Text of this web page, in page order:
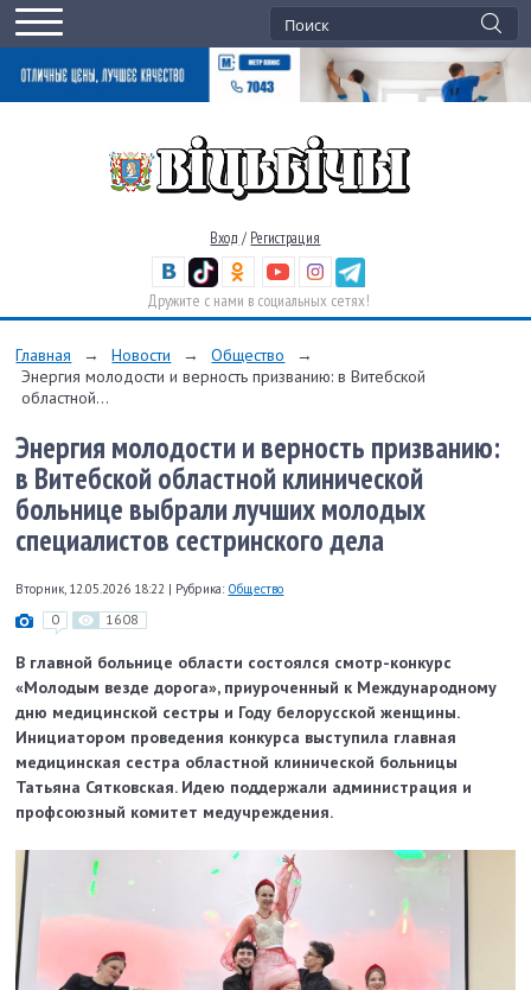
Вход / Регистрация
Дружите с нами в социальных сетях!
Главная → Новости → Общество
→
Энергия молодости и верность призванию: в Витебской
областной...
Энергия молодости и верность призванию:
в Витебской областной клинической
больнице выбрали лучших молодых
специалистов сестринского дела
Вторник, 12.05.2026 18:22 | Рубрика: Общество
0 1608
В главной больнице области состоялся смотр-конкурс
«Молодым везде дорога», приуроченный к Международному
дню медицинской сестры и Году белорусской женщины.
Инициатором проведения конкурса выступила главная
медицинская сестра областной клинической больницы
Татьяна Сятковская. Идею поддержали администрация и
профсоюзный комитет медучреждения.